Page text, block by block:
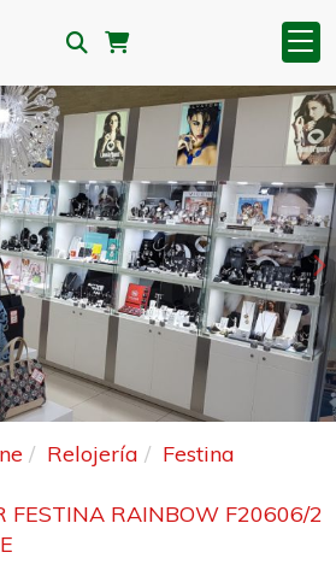
Relojería
Festina
FESTINA RAINBOW F20606/2